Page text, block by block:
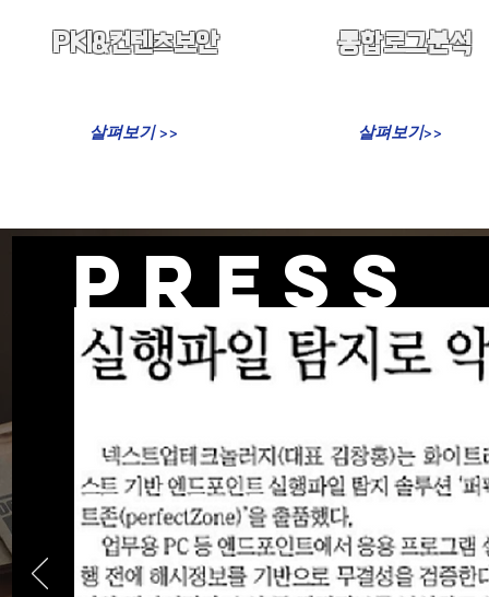
PKI&컨텐츠보안
살펴보기 >>
통합로그분석
살펴보기>>
press